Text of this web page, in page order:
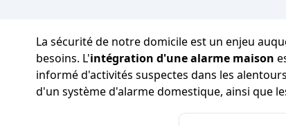
La sécurité de notre domicile est un enjeu
besoins. L'intégration d'une alarme maison
informé d'activités suspectes dans les
d'un système d'alarme domestique, ainsi que